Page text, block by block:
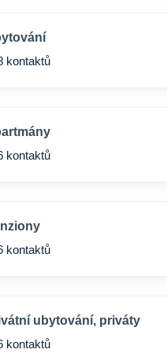
kontaktů
kontaktů
kontaktů
ubytování, priváty
kontaktů